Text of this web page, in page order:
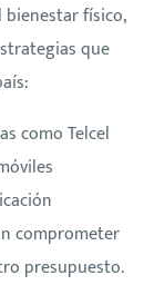
físico,
que
como Telcel
comprometer
presupuesto.